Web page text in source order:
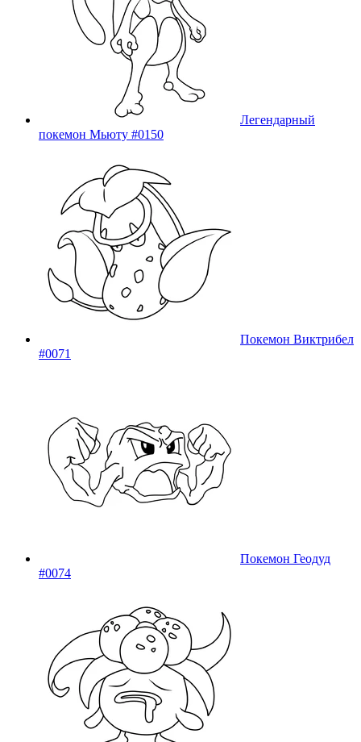
Легендарный
покемон Мьюту #0150
Покемон Виктрибел
#0071
Покемон Геодуд
#0074